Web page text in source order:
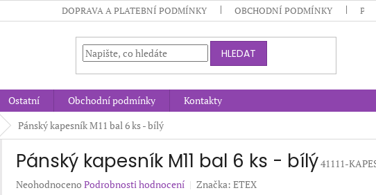
DOPRAVA A PLATEBNÍ PODMÍNKY OBCHODNÍ PODMÍNKY
HLEDAT
Ostatní Obchodní podmínky
Kontakty
Pánský kapesník M11 bal 6 ks - bílý
Pánský kapesník M11 bal 6 ks - bílý41111-
Průměrné
Neohodnoceno Podrobnosti hodnocení Značka: ETEX